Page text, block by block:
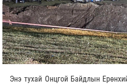
Энэ тухай Онцгой Байдлын